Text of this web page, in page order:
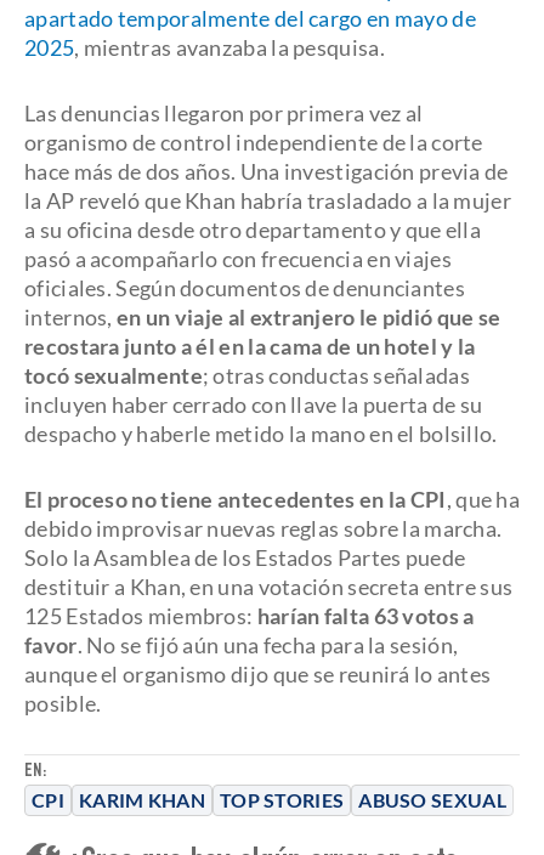
EN:
CPI KARIM KHAN TOP STORIES ABUSO SEXUAL
apartado temporalmente del cargo en mayo de
2025, mientras avanzaba la pesquisa.
Las denuncias llegaron por primera vez al
organismo de control independiente de la corte
hace más de dos años. Una investigación previa de
la AP reveló que Khan habría trasladado a la mujer
a su oficina desde otro departamento y que ella
pasó a acompañarlo con frecuencia en viajes
oficiales. Según documentos de denunciantes
internos,en un viaje al extranjero le pidió que se
recostara junto a él en la cama de un hotel y la
tocó sexualmente; otras conductas señaladas
incluyen haber cerrado con llave la puerta de su
despacho y haberle metido la mano en el bolsillo.
El proceso no tiene antecedentes en la CPI, que ha
debido improvisar nuevas reglas sobre la marcha.
Solo la Asamblea de los Estados Partes puede
destituir a Khan, en una votación secreta entre sus
125 Estados miembros: harían falta 63 votos a
favor. No se fijó aún una fecha para la sesión,
aunque el organismo dijo que se reunirá lo antes
posible.